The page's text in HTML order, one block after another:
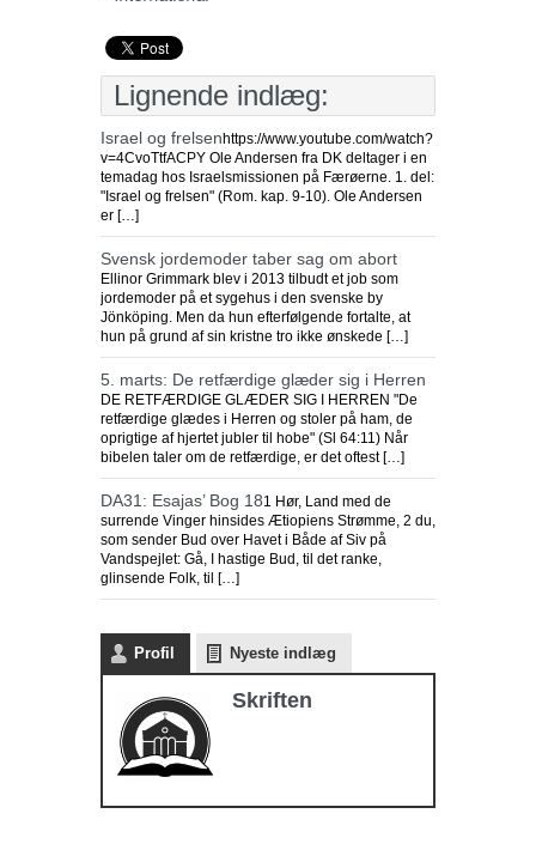
Lignende indlæg:
Israel og frelsenhttps://www.youtube.com/watch?
v=4CvoTtfACPY Ole Andersen fra DK deltager i en
temadag hos Israelsmissionen på Færøerne. 1. del:
"Israel og frelsen" (Rom. kap. 9-10). Ole Andersen
er […]
Svensk jordemoder taber sag om abort
Ellinor Grimmark blev i 2013 tilbudt et job som
jordemoder på et sygehus i den svenske by
Jönköping. Men da hun efterfølgende fortalte, at
hun på grund af sin kristne tro ikke ønskede […]
5. marts: De retfærdige glæder sig i Herren
DE RETFÆRDIGE GLÆDER SIG I HERREN "De
retfærdige glædes i Herren og stoler på ham, de
oprigtige af hjertet jubler til hobe" (Sl 64:11) Når
bibelen taler om de retfærdige, er det oftest […]
DA31: Esajas’ Bog 181 Hør, Land med de
surrende Vinger hinsides Ætiopiens Strømme, 2 du,
som sender Bud over Havet i Både af Siv på
Vandspejlet: Gå, I hastige Bud, til det ranke,
glinsende Folk, til […]
Profil Nyeste indlæg
Skriften